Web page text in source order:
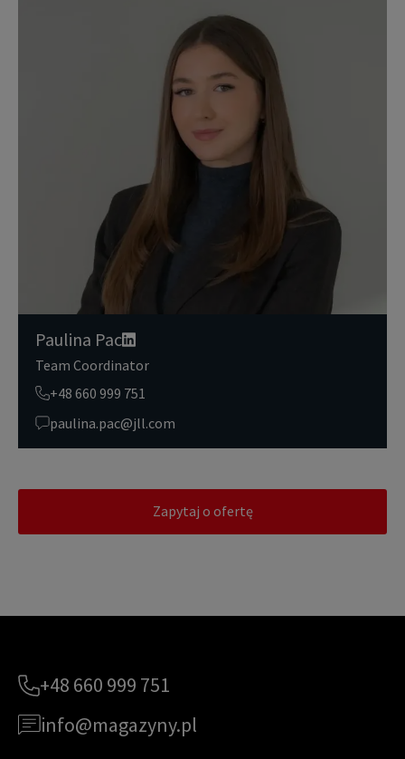
iązanymi jest wiodącym globalnym dostawcą usług w zakresie zar
ządzania nieruchomościami i inwestycjami. Poważnie traktujemy
obowiązek ochrony przekazywanych nam danych osobowych.
Dane osobowe, które zbieramy od użytkowników, służą do zapew
nienia im dostępu do portalu magazyny.pl, umożliwienia im korzy
stania z portalu, a także, za ich zgodą, do wysyłania im komunika
Dokładamy wszelkich starań, aby dane osobowe były bezpieczne,
zapewniamy odpowiedni poziom ich ochrony i przechowujemy je
tylko przez czas niezbędny do realizacji zapytania z uzasadnionyc
h powodów biznesowych lub prawnych. Następnie usuwamy je w s
posób bezpieczny i pewny. Aby uzyskać więcej informacji na temat
danych osobowych przetwarzanych przez JLL, prosimy zapoznać
zasadami ochrony prywatności.
Paulina Pac
Team Coordinator
+48 660 999 751
paulina.pac@jll.com
Zapytaj o ofertę
+48 660 999 751
info@magazyny.pl